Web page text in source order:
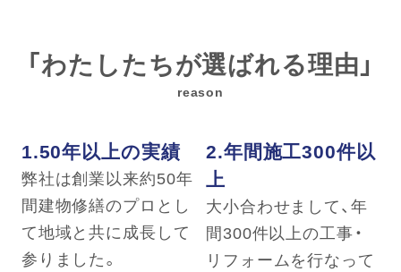
「わたしたちが選ばれる理由」
reason
1.50年以上の実績
弊社は創業以来約50年
間建物修繕のプロとし
て地域と共に成長して
参りました。
2.年間施工300件以
上
大小合わせまして、年
間300件以上の工事・
リフォームを行なって